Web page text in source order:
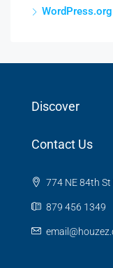
WordPress.org
Discover
Contact Us
774 NE 84th
879 456 1349